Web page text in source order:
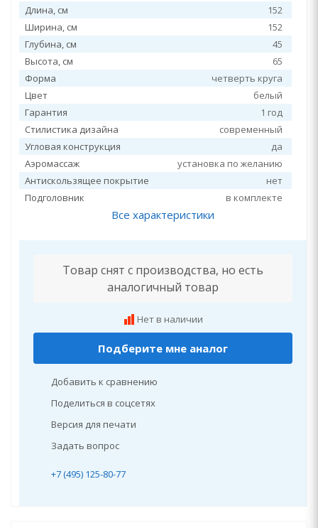
Длина, см
152
Ширина, см
152
Глубина, см
45
Высота, см
65
Форма
четверть круга
Цвет
белый
Гарантия
1 год
Стилистика дизайна
современный
Угловая конструкция
да
Аэромассаж
установка по желанию
Антискользящее покрытие
нет
Подголовник
в комплекте
Все характеристики
Товар снят с производства, но есть
аналогичный товар
Нет в наличии
Подберите мне аналог
Добавить к сравнению
Поделиться в соцсетях
Версия для печати
Задать вопрос
+7 (495) 125-80-77